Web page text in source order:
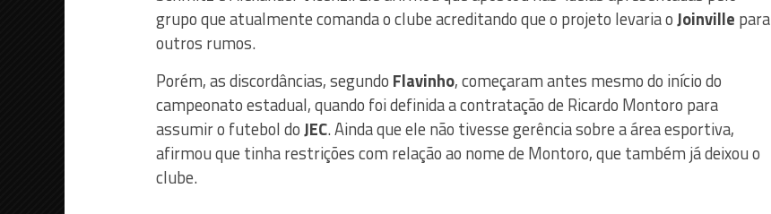
grupo que atualmente comanda o clube acreditando que o projeto levaria oJoinville para
outros rumos.
Porém, as discordâncias, segundo Flavinho, começaram antes mesmo do início do
campeonato estadual, quando foi definida a contratação de Ricardo Montoro para
assumir o futebol doJEC. Ainda que ele não tivesse gerência sobre a área esportiva,
afirmou que tinha restrições com relação ao nome de Montoro, que também já deixou o
clube.